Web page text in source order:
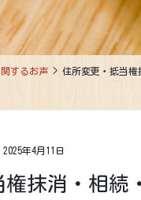
するお声 住所変更・抵当権
2025年4月11日
抹消・相続